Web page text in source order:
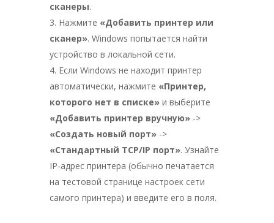
сканеры.
Нажмите «Добавить принтер или
сканер». Windows попытается найти
устройство в локальной сети.
Если Windows не находит принтер
автоматически, нажмите «Принтер,
которого нет в списке»и выберите
«Добавить принтер вручную»->
«Создать новый порт»->
«Стандартный TCP/IP порт». Узнайте
IP-адрес принтера (обычно печатается
на тестовой странице настроек сети
самого принтера) и введите его в поля.